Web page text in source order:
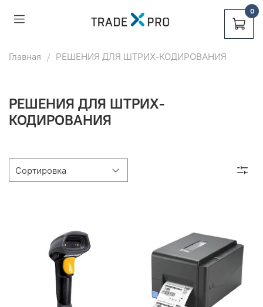
0
Главная РЕШЕНИЯ ДЛЯ ШТРИХ-КОДИРОВАНИЯ
РЕШЕНИЯ ДЛЯ ШТРИХ-
КОДИРОВАНИЯ
0